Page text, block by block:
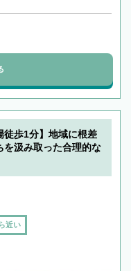
徒歩1分】地域に根差
を汲み取った合理的な
近い